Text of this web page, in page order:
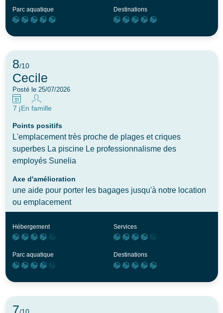
Parc aquatique Destinations
8/10
Cecile
Posté le 25/07/2026
7 jEn famille
Points positifs
L'emplacement très proche de plages et criques
superbes La piscine Le professionnalisme des
employés Sunelia
Axe d'amélioration
une aide pour porter les bagages jusqu'à notre location
ou emplacement
Hébergement Services
Parc aquatique Destinations
7